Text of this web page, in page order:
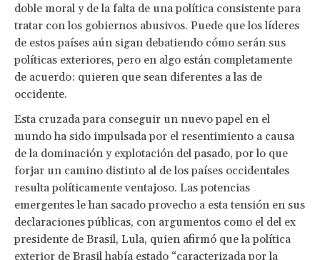
doble moral y de la falta de una política consistente para
tratar con los gobiernos abusivos. Puede que los líderes
de estos países aún sigan debatiendo cómo serán sus
políticas exteriores, pero en algo están completamente
de acuerdo: quieren que sean diferentes a las de
occidente.
Esta cruzada para conseguir un nuevo papel en el
mundo ha sido impulsada por el resentimiento a causa
de la dominación y explotación del pasado, por lo que
forjar un camino distinto al de los países occidentales
resulta políticamente ventajoso. Las potencias
emergentes le han sacado provecho a esta tensión en sus
declaraciones públicas, con argumentos como el del ex
presidente de Brasil, Lula, quien afirmó que la política
exterior de Brasil había estado “caracterizada por la